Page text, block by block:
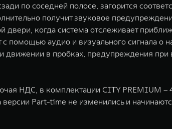
по соседней полосе, загорится
получит звуковое
двери, когда система отслеживает
помощью аудио и визуального сигнала о
движении в пробках, предупреждения
НДС, в комплектации CITY PREMIUM
Part-time не изменились и